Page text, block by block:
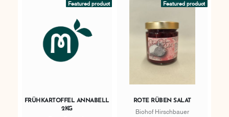
Featured product
FRÜHKARTOFFEL ANNABELL
2KG
Featured product
ROTE RÜBEN SALAT
Biohof Hirschbauer